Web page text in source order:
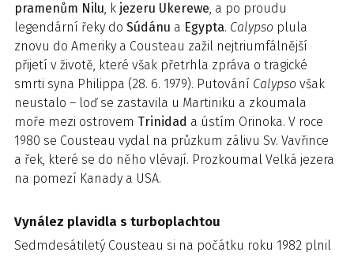
pramenům Nilu, k jezeru Ukerewe, a po proudu
legendární řeky do Súdánu a Egypta. Calypso plula
znovu do Ameriky a Cousteau zažil nejtriumfálnější
přijetí v životě, které však přetrhla zpráva o tragické
smrti syna Philippa (28. 6. 1979). Putování Calypso však
neustalo – loď se zastavila u Martiniku a zkoumala
moře mezi ostrovem Trinidad a ústím Orinoka. V roce
1980 se Cousteau vydal na průzkum zálivu Sv. Vavřince
a řek, které se do něho vlévají. Prozkoumal Velká jezera
na pomezí Kanady a USA.
Vynález plavidla s turboplachtou
Sedmdesátiletý Cousteau si na počátku roku 1982 plnil